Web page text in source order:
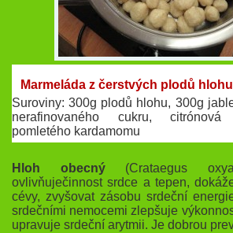
Marmeláda z čerstvých plodů
Suroviny: 300g plodů hlohu, 300g
nerafinovaného cukru,
pomletého kardamomu
Hloh obecný(Crataegus
ovlivňuječinnost srdce a tepen,
cévy, zvyšovat zásobu srdeční
srdečními nemocemi zlepšuje
upravuje srdeční arytmii. Je dobrou